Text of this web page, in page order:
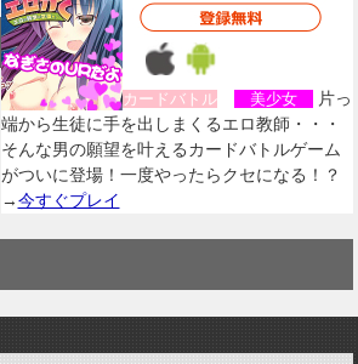
カードバトル 美少女
片っ
端から生徒に手を出しまくるエロ教師・・・
そんな男の願望を叶えるカードバトルゲーム
がついに登場！一度やったらクセになる！？
→今すぐプレイ